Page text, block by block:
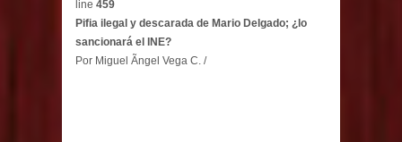
line 459
Pifia ilegal y descarada de Mario Delgado; ¿lo
sancionará el INE?
Por Miguel Ãngel Vega C. /